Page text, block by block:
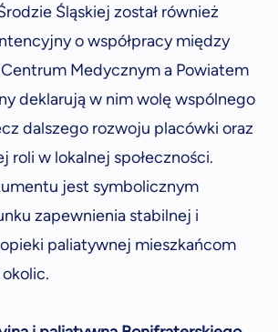
Śląskiej został również
o współpracy między
Medycznym a Powiatem
deklarują w nim wolę wspólnego
dalszego rozwoju placówki oraz
roli w lokalnej społeczności.
jest symbolicznym
zapewnienia stabilnej i
paliatywnej mieszkańcom